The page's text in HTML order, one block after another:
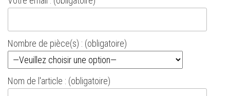
Nombre de pièce(s) : (obligatoire)
Nom de l'article : (obligatoire)